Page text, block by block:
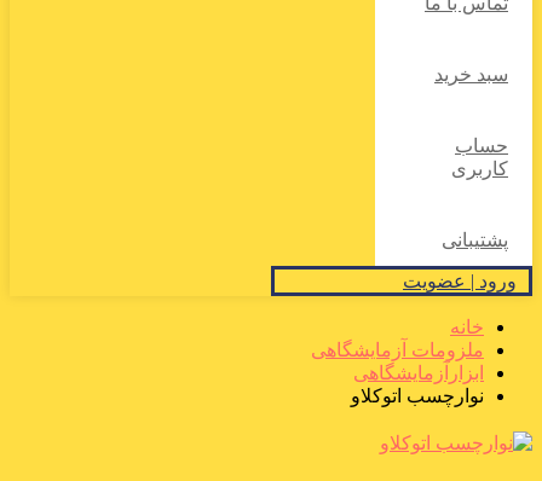
سبد خرید
حساب
کاربری
پشتیبانی
ورود | عضویت
خانه
ملزومات آزمایشگاهی
ابزارآزمایشگاهی
نوارچسب اتوکلاو